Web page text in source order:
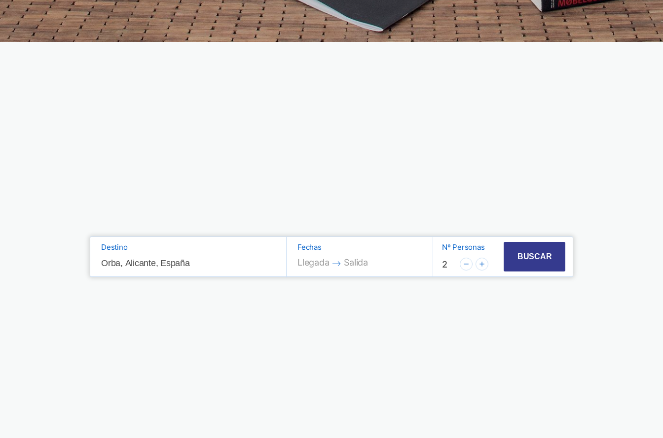
Destino Fechas
Press the down arrow key to interact with the calendar and select a date. Press the
Llegada
Press the down arrow key to interact with the calendar and select a date.
Salida
Nº Personas
2
BUSCAR